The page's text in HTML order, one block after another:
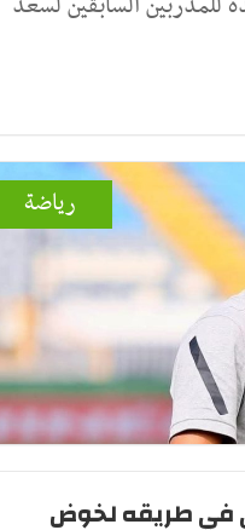
رياضة
في طريقه لخوض